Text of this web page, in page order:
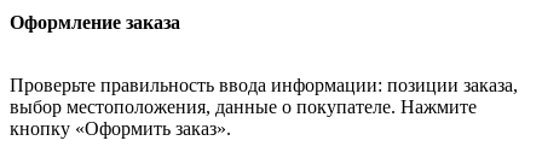
Оформление заказа
Проверьте правильность ввода информации: позиции заказа,
выбор местоположения, данные о покупателе. Нажмите
кнопку «Оформить заказ».